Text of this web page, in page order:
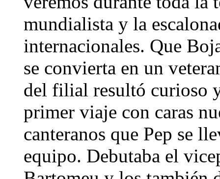
mundialista y la
internacionales. Que
se convierta en un
del filial resultó curioso
primer viaje con caras
canteranos que Pep se
equipo. Debutaba el